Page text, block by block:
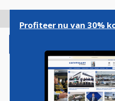
gaan
Profiteer nu van 30%